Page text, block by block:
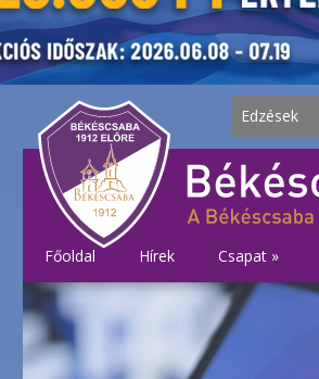
Edzések
Főoldal Hírek Csapat »